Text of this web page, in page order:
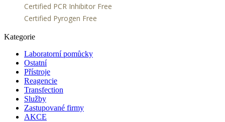
Certified PCR Inhibitor Free
Certified Pyrogen Free
Kategorie
Laboratorní pomůcky
Ostatní
Přístroje
Reagencie
Transfection
Služby
Zastupované firmy
AKCE